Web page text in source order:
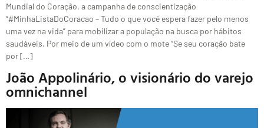
Mundial do Coração, a campanha de conscientização
“#MinhaListaDoCoracao – Tudo o que você espera fazer pelo menos
uma vez na vida” para mobilizar a população na busca por hábitos
saudáveis. Por meio de um vídeo com o mote “Se seu coração bate
por […]
João Appolinário, o visionário do varejo
omnichannel